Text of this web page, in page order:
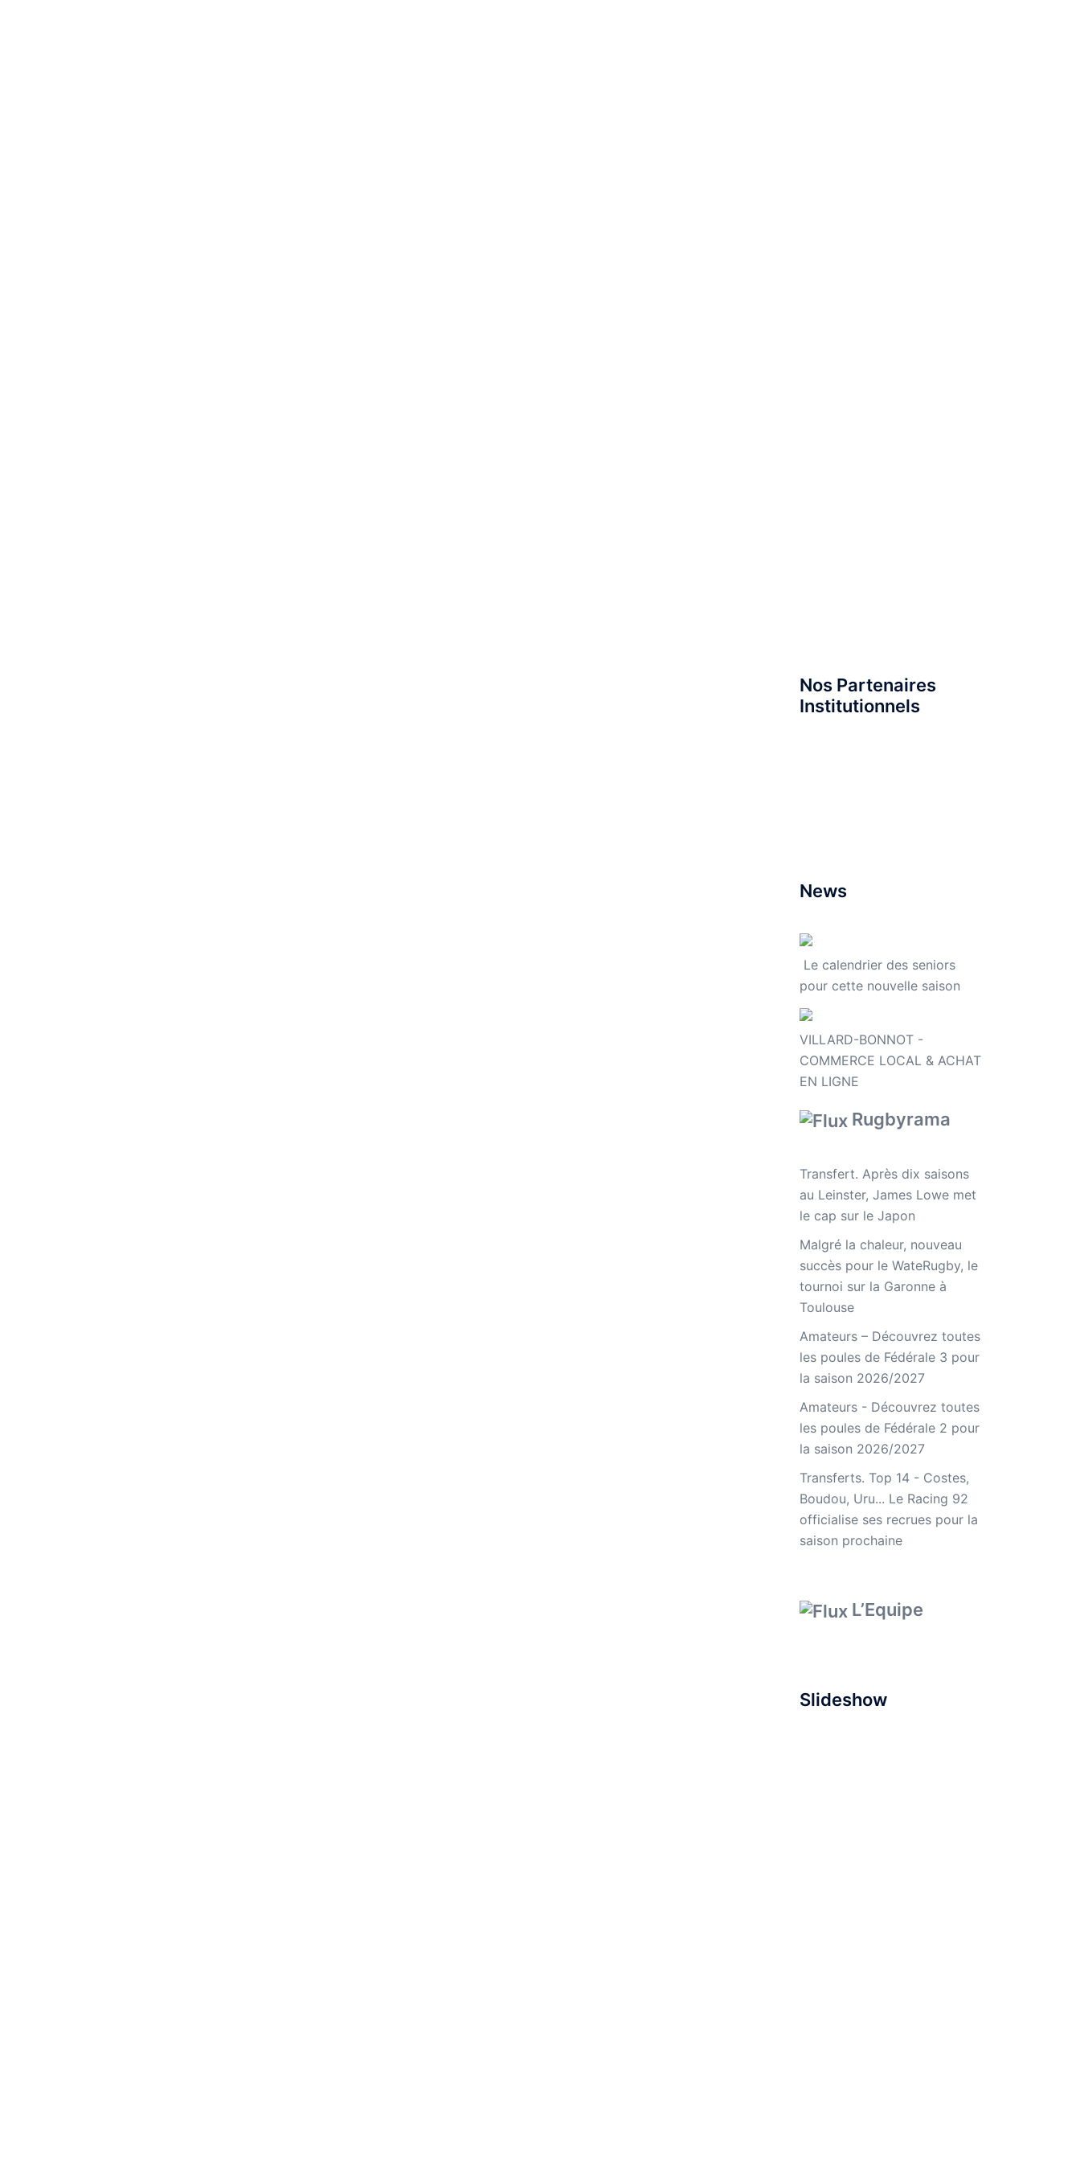
Nos Partenaires
Institutionnels
News
Le calendrier des seniors
pour cette nouvelle saison
VILLARD-BONNOT -
COMMERCE LOCAL & ACHAT
EN LIGNE
Rugbyrama
Transfert. Après dix saisons
au Leinster, James Lowe met
le cap sur le Japon
Malgré la chaleur, nouveau
succès pour le WateRugby, le
tournoi sur la Garonne à
Toulouse
Amateurs – Découvrez toutes
les poules de Fédérale 3 pour
la saison 2026/2027
Amateurs - Découvrez toutes
les poules de Fédérale 2 pour
la saison 2026/2027
Transferts. Top 14 - Costes,
Boudou, Uru... Le Racing 92
officialise ses recrues pour la
saison prochaine
L’Equipe
Slideshow